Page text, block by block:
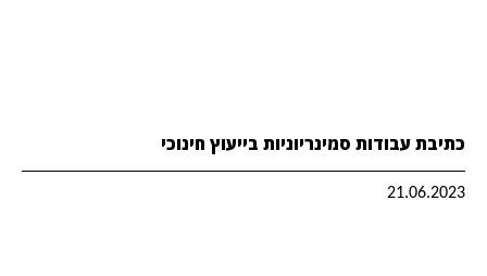
כתיבת עבודות סמינריוניות בייעוץ חינוכי
21.06.2023